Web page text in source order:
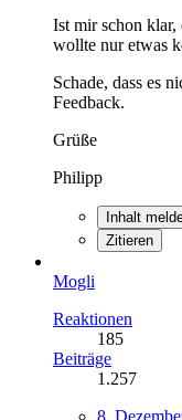
Ist mir schon
wollte nur etwas
Schade, dass es
Feedback.
Grüße
Philipp
Inhalt
Zitieren
Mogli
Reaktionen
185
Beiträge
1.257
8.